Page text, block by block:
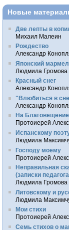
Новые
Две лепты в
Михаил Малеин
Рождество
Александр
Японский
Людмила Громова
Красный снег
Александр
"Влюбиться в
Александр
На Благовещение
Протоиерей
Испанскому
Людмила
Господу моему
Протоиерей
Неправильная
(записки
Людмила Громова
Литовскому и
Людмила
Мои стихи
Протоиерей
Семь стихов о